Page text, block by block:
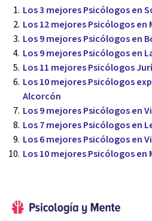
Los 3 mejores Psicólogos en
Los 12 mejores Psicólogos en
Los 9 mejores Psicólogos en
Los 9 mejores Psicólogos en
Los 11 mejores Psicólogos
Los 10 mejores Psicólogos
Alcorcón
Los 9 mejores Psicólogos en
Los 7 mejores Psicólogos en
Los 6 mejores Psicólogos en
Los 10 mejores Psicólogos en